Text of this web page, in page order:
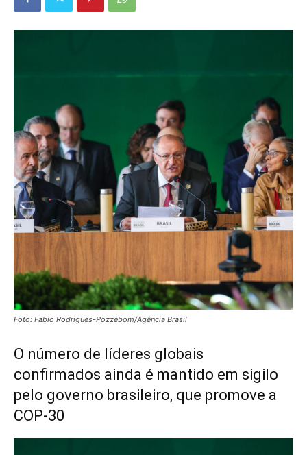
Foto: Fabio Rodrigues-Pozzebom/Agência Brasil
O número de líderes globais
confirmados ainda é mantido em sigilo
pelo governo brasileiro, que promove a
COP-30